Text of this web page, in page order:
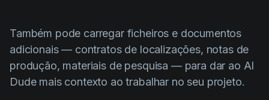
Também pode carregar ficheiros e documentos
adicionais — contratos de localizações, notas de
produção, materiais de pesquisa — para dar ao AI
Dude mais contexto ao trabalhar no seu projeto.